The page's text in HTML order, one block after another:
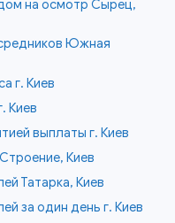
на осмотр Сырец,
Южная
г. Киев
Киев
выплаты г. Киев
Киев
Татарка, Киев
за один день г. Киев